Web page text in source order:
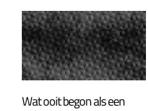
Wat ooit begon als een